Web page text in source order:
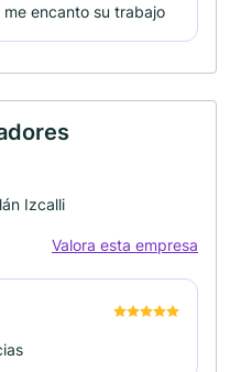
encanto su trabajo
Izcalli
Valora esta empresa